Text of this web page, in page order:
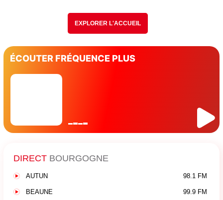
EXPLORER L'ACCUEIL
ÉCOUTER FRÉQUENCE PLUS
DIRECT BOURGOGNE
AUTUN 98.1 FM
BEAUNE 99.9 FM